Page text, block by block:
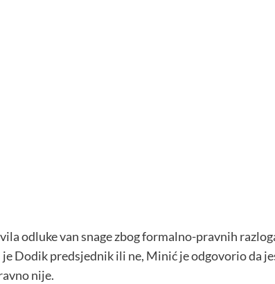
odluke van snage zbog formalno-pravnih
Dodik predsjednik ili ne, Minić je odgovorio da
nije.